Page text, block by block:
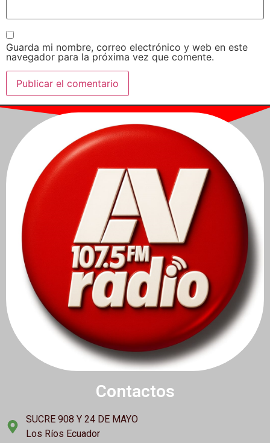
Guarda mi nombre, correo electrónico y web en este
navegador para la próxima vez que comente.
Contactos
SUCRE 908 Y 24 DE MAYO
Los Ríos Ecuador